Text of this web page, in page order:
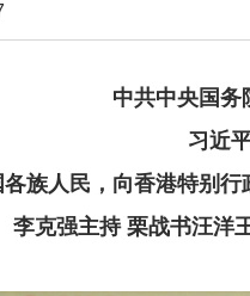
中共中央国务
习近
族人民，向香港特别
李克强主持 栗战书汪洋